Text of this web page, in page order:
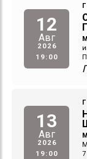
12
Авг
2026
19:00
13
Авг
2026
19:00
7